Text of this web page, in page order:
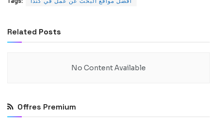
Related Posts
No Content Available
Offres Premium